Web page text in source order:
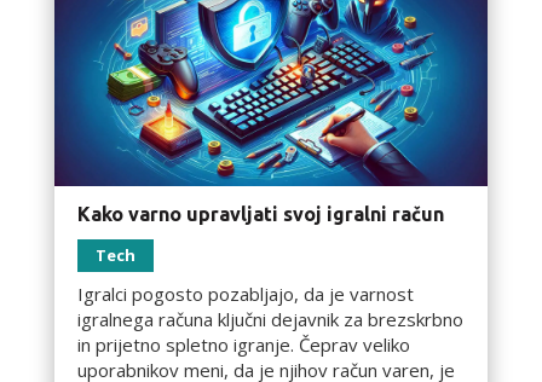
Kako varno upravljati svoj igralni račun
Tech
Igralci pogosto pozabljajo, da je varnost
igralnega računa ključni dejavnik za brezskrbno
in prijetno spletno igranje. Čeprav veliko
uporabnikov meni, da je njihov račun varen, je